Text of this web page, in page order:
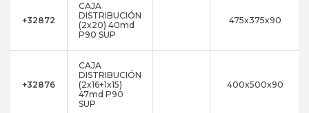
+32872
CAJA
DISTRIBUCIÓN
(2x20) 40md
P90 SUP
475x375x90
+32876
CAJA
DISTRIBUCIÓN
(2x16+1x15)
47md P90
SUP
400x500x90